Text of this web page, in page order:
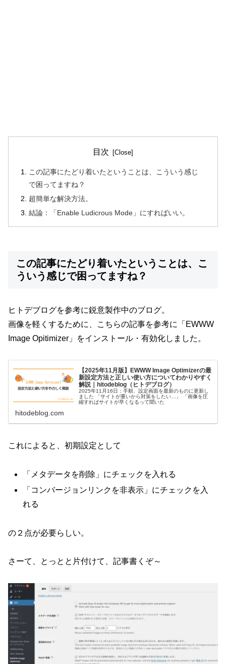
目次
この記事にたどり着いたということは、こういう感じ
で困ってますね？
超簡単な解決方法。
結論：「Enable Ludicrous Mode」にすればいい。
この記事にたどり着いたということは、こ
ういう感じで困ってますね？
ヒトデブログを参考に鋭意製作中のブログ。
画像を軽くするために、こちらの記事を参考に「EWWW
Image Opitimizer」をインストール・有効化しました。
【2025年11月版】EWWW Image Optimizerの最
新設定方法と正しい使い方についてわかりやすく
解説｜hitodeblog（ヒトデブログ）
2025年11月16日：手順、設定画面を最新のものに更新し
ました 「サイトが重いから対策をしたい…」 「画像を圧
縮すればサイトが早くなるって聞いた
hitodeblog.com
これによると、初期設定として
「メタデータを削除」にチェックを入れる
「コンバージョンリンクを非表示」にチェックを入
れる
の２点が必要らしい。
さーて、とっとと片付けて、記事書くぞ～